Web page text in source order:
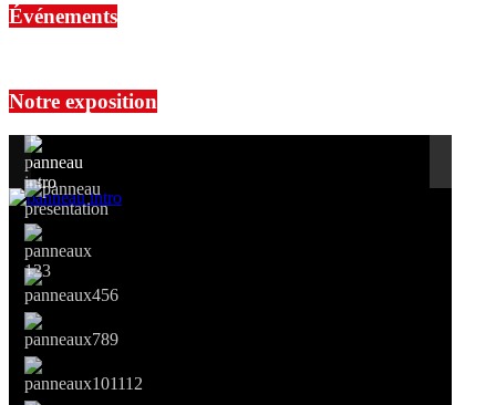
Événements
Notre exposition